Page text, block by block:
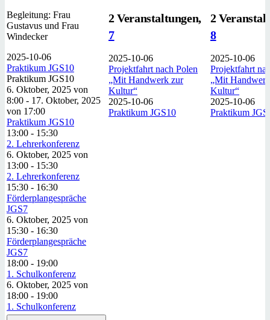
Begleitung: Frau
Gustavus und Frau
Windecker
2025-10-06
Praktikum JGS10
Praktikum JGS10
6. Oktober, 2025 von
8:00 - 17. Oktober, 2025
von 17:00
Praktikum JGS10
13:00 - 15:30
2. Lehrerkonferenz
6. Oktober, 2025 von
13:00 - 15:30
2. Lehrerkonferenz
15:30 - 16:30
Förderplangespräche
JGS7
6. Oktober, 2025 von
15:30 - 16:30
Förderplangespräche
JGS7
18:00 - 19:00
1. Schulkonferenz
6. Oktober, 2025 von
18:00 - 19:00
1. Schulkonferenz
2 Veranstaltungen,
7
2025-10-06
Projektfahrt nach Polen
„Mit Handwerk zur
Kultur“
2025-10-06
Praktikum JGS10
2
8
2025-10-06
Projektfahrt
„Mit
Kultur“
2025-10-06
Praktikum